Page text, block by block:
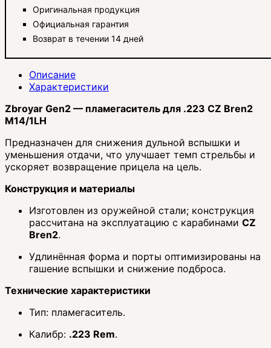
Оригинальная продукция
Официальная гарантия
Возврат в течении 14 дней
Описание
Характеристики
Zbroyar Gen2 — пламегаситель для .223 CZ Bren2
M14/1LH
Предназначен для снижения дульной вспышки и
уменьшения отдачи, что улучшает темп стрельбы и
ускоряет возвращение прицела на цель.
Конструкция и материалы
Изготовлен из оружейной стали; конструкция
рассчитана на эксплуатацию с карабинами CZ
Bren2.
Удлинённая форма и порты оптимизированы на
гашение вспышки и снижение подброса.
Технические характеристики
Тип: пламегаситель.
Калибр: .223 Rem.